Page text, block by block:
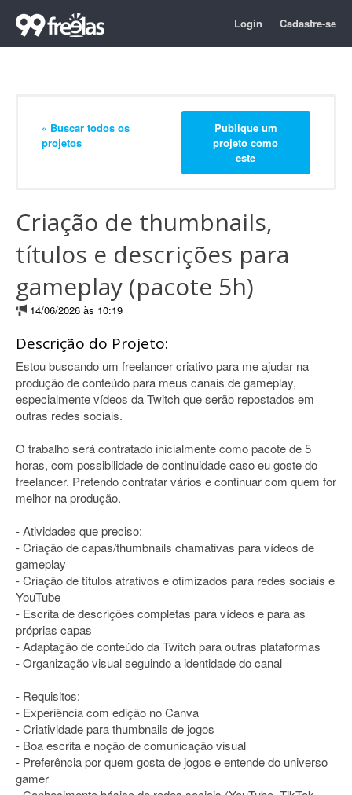
Login Cadastre-se
« Buscar todos os
projetos
Publique um
projeto como
este
Criação de thumbnails,
títulos e descrições para
gameplay (pacote 5h)
14/06/2026 às 10:19
Descrição do Projeto:
Estou buscando um freelancer criativo para me ajudar na
produção de conteúdo para meus canais de gameplay,
especialmente vídeos da Twitch que serão repostados em
outras redes sociais.
O trabalho será contratado inicialmente como pacote de 5
horas, com possibilidade de continuidade caso eu goste do
freelancer. Pretendo contratar vários e continuar com quem for
melhor na produção.
- Atividades que preciso:
- Criação de capas/thumbnails chamativas para vídeos de
gameplay
- Criação de títulos atrativos e otimizados para redes sociais e
YouTube
- Escrita de descrições completas para vídeos e para as
próprias capas
- Adaptação de conteúdo da Twitch para outras plataformas
- Organização visual seguindo a identidade do canal
- Requisitos:
- Experiência com edição no Canva
- Criatividade para thumbnails de jogos
- Boa escrita e noção de comunicação visual
- Preferência por quem gosta de jogos e entende do universo
gamer